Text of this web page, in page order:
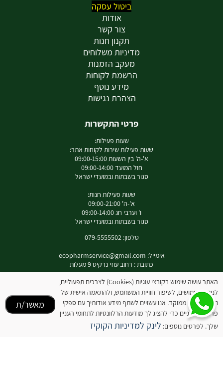
ביטול עסקה
אודות
צור קשר
תקנון חנות
מדיניות משלוחים
מעקב הזמנות
הרשמת לקוחות
מידע נוסף
הצהרת נגישות
פרטי התקשרות
שעות פעילות:
שעות פעילות שירות לקוחות אתר:
א'-ה' בין השעות 09:00-15:00
חול המועד 09:00-14:00
סגור בשבתות ובמועדי ישראל
שעות פעילות חנות:
א'-ה' 09:00-21:00
ו' וערבי חג 09:00-14:00
סגור בשבתות ובמועדי ישראל
טלפון: 079-5555502
אימייל: ecopharmservice@gmail.com
כתובת : רחוב עוזי נרקיס 9 מעלות
לאינסטגרם שלנו
המידע באתר זה אינו מהווה תחליף להיוועצות עם רופא או רוקח בטרם רכישת המוצר והתחלת
הטיפול בו. יש לעיין בעלון לצרכן לפני השימוש בתכשיר .
האתר עושה שימוש בקובצי עוגיות (Cookies) לצרכים תפעוליים,
לניתוח שימושים, לשיפור חוויית המשתמש, ולהתאמה אישית של
תוכן ופרסום ממוקד. אנו עשויים לשתף מידע אודותיך עם ספקי
פרסום חיצוניים כדי להציג לך מודעות הרלוונטיות לתחומי העניין
שלך. לפרטים נוספים: לינק למדיניות הקוקיז
מאשר/ת